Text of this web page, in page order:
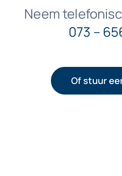
Neem
073 –
Of stuur